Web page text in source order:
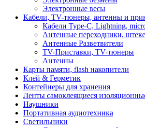
Электронные весы
Кабели, TV-тюнеры, антенны и
Кабели Type-C, Lightning,
Антенные переходники,
Антенные Разветвители
TV-Приставки, TV-тюнеры
Антенны
Карты памяти, flash накопители
Клей & Герметик
Контейнеры для хранения
Ленты самоклеящиеся
Наушники
Портативная аудиотехника
Светильники